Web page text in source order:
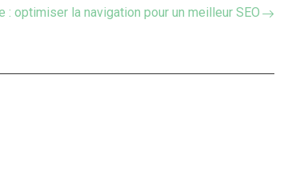
: optimiser la navigation pour un meilleur SEO